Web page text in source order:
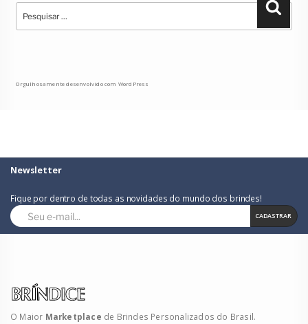
por:
Orgulhosamente desenvolvido com WordPress
Newsletter
Fique por dentro de todas as novidades do mundo dos brindes!
CADASTRAR
O Maior Marketplace de Brindes Personalizados do Brasil.